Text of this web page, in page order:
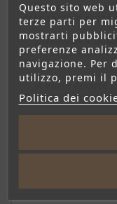
transaction
et sécurisée avec
Chronopost
Besoin d'un
Questo sito web
terze parti per
mostrarti
preferenze
navigazione. Per
utilizzo, premi il
Politica dei